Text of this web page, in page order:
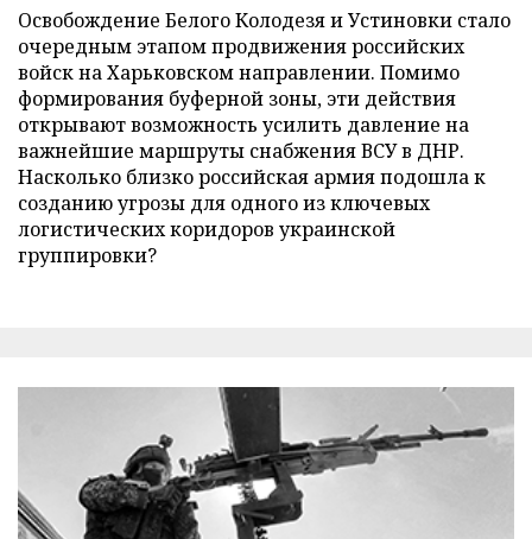
Освобождение Белого Колодезя и Устиновки стало
очередным этапом продвижения российских
войск на Харьковском направлении. Помимо
формирования буферной зоны, эти действия
открывают возможность усилить давление на
важнейшие маршруты снабжения ВСУ в ДНР.
Насколько близко российская армия подошла к
созданию угрозы для одного из ключевых
логистических коридоров украинской
группировки?